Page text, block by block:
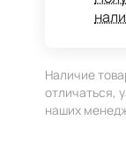
Наличие
отличаться,
наших